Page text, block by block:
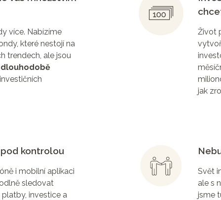
více. Nabízíme
které nestojí na
trendech, ale jsou
dlouhodobě
Život
jak
kontrolou
i mobilní aplikaci
sledovat
investice a
Svět
ale s
jsme